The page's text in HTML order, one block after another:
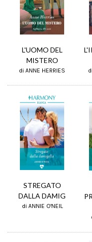
L'UOMO DEL
MISTERO
di ANNE HERRIES
STREGATO
DALLA DAMIG
di ANNIE O'NEIL